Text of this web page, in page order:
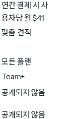
연간 결제 시 사
용자당 월 $41
맞춤 견적
모든 플랜
Team+
공개되지 않음
공개되지 않음